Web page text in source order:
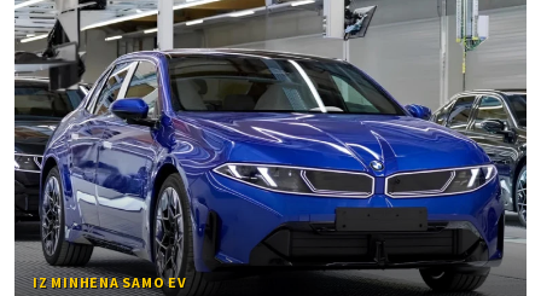
IZ MINHENA SAMO EV